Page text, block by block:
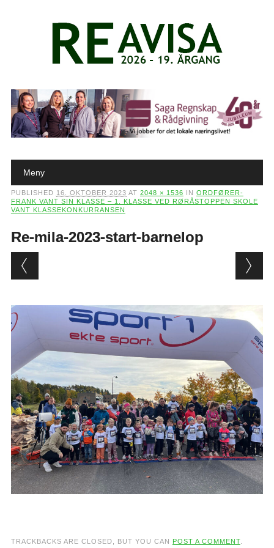
Main menu
Meny
PUBLISHED 16. OKTOBER 2023 AT 2048 × 1536 IN ORDFØRER-
FRANK VANT SIN KLASSE – 1. KLASSE VED RØRÅSTOPPEN SKOLE
VANT KLASSEKONKURRANSEN
Re-mila-2023-start-barnelop
TRACKBACKS ARE CLOSED, BUT YOU CAN POST A COMMENT.